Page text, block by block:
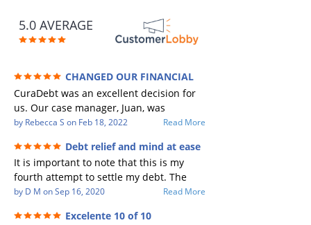
5.0 AVERAGE
CHANGED OUR FINANCIAL
FUTURE (credit 200 Points / 90 K in debt
GONE)
CuraDebt was an excellent decision for
us. Our case manager, Juan, was
incredible to work with. He and Julio
Every communication was quickly
responded to and all of our questions
were answered. We were able to clear
up in excess of 90 K in debt in a few
years with a manageable payment.
by Rebecca S on Feb 18, 2022 Read More
Debt relief and mind at ease
It is important to note that this is my
fourth attempt to settle my debt. The
first debt settlement company gave me
a debtor listing me as a charge off on my
by D M onSep 16, 2020 Read More
Excelente 10 of 10